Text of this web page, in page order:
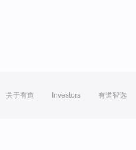
关于有道 Investors 有道智选